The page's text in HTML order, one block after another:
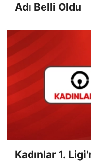
Adı Belli Oldu
Kadınlar 1.